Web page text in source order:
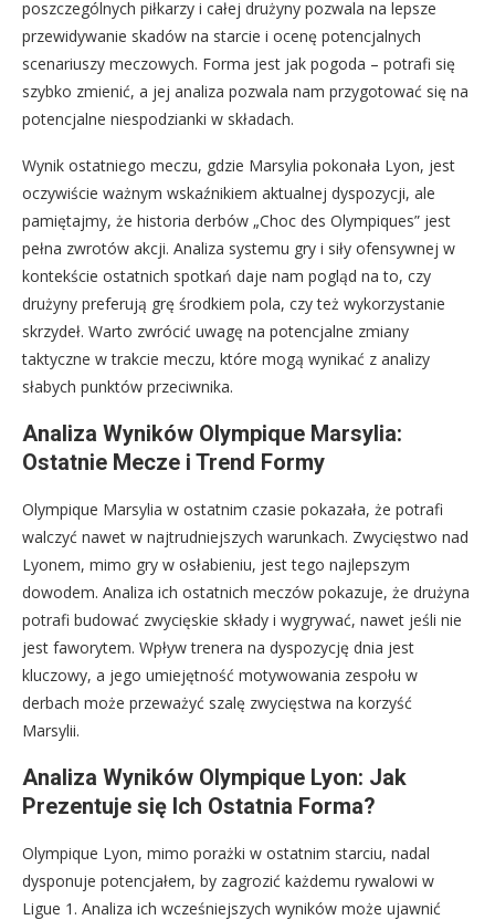
poszczególnych piłkarzy i całej drużyny pozwala na lepsze
przewidywanie skadów na starcie i ocenę potencjalnych
scenariuszy meczowych. Forma jest jak pogoda – potrafi się
szybko zmienić, a jej analiza pozwala nam przygotować się na
potencjalne niespodzianki w składach.
Wynik ostatniego meczu, gdzie Marsylia pokonała Lyon, jest
oczywiście ważnym wskaźnikiem aktualnej dyspozycji, ale
pamiętajmy, że historia derbów „Choc des Olympiques” jest
pełna zwrotów akcji. Analiza systemu gry i siły ofensywnej w
kontekście ostatnich spotkań daje nam pogląd na to, czy
drużyny preferują grę środkiem pola, czy też wykorzystanie
skrzydeł. Warto zwrócić uwagę na potencjalne zmiany
taktyczne w trakcie meczu, które mogą wynikać z analizy
słabych punktów przeciwnika.
Analiza Wyników Olympique Marsylia:
Ostatnie Mecze i Trend Formy
Olympique Marsylia w ostatnim czasie pokazała, że potrafi
walczyć nawet w najtrudniejszych warunkach. Zwycięstwo nad
Lyonem, mimo gry w osłabieniu, jest tego najlepszym
dowodem. Analiza ich ostatnich meczów pokazuje, że drużyna
potrafi budować zwycięskie składy i wygrywać, nawet jeśli nie
jest faworytem. Wpływ trenera na dyspozycję dnia jest
kluczowy, a jego umiejętność motywowania zespołu w
derbach może przeważyć szalę zwycięstwa na korzyść
Marsylii.
Analiza Wyników Olympique Lyon: Jak
Prezentuje się Ich Ostatnia Forma?
Olympique Lyon, mimo porażki w ostatnim starciu, nadal
dysponuje potencjałem, by zagrozić każdemu rywalowi w
Ligue 1. Analiza ich wcześniejszych wyników może ujawnić